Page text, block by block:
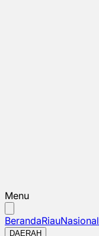
Menu
BerandaRiauNasional
DAERAH